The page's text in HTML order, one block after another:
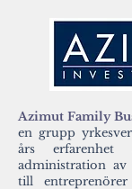
Azimut Family
en grupp
års erfarenhet
administration
till